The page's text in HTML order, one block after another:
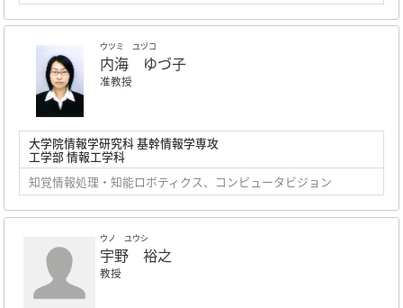
ウツミ ユヅコ
内海 ゆづ子
准教授
大学院情報学研究科 基幹情報学専攻
工学部 情報工学科
知覚情報処理・知能ロボティクス、コンピュータビジョン
ウノ ユウシ
宇野 裕之
教授